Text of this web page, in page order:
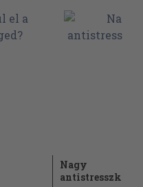
Nagy